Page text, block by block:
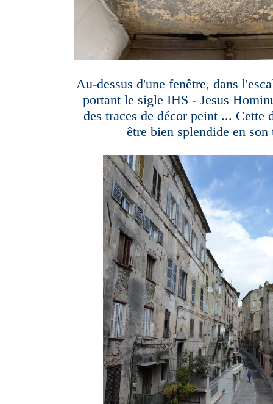
Au-dessus d'une fenêtre, dans
portant le sigle IHS - Jesus
des traces de décor peint ... Cette
être bien splendide en son